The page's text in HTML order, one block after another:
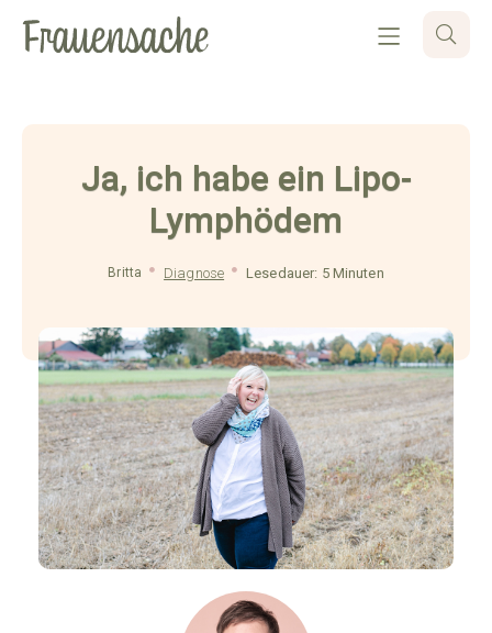
Ja, ich habe ein Lipo-
Lymphödem
Britta Diagnose Lesedauer: 5 Minuten